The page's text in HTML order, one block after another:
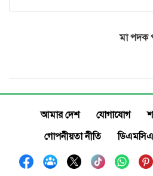
মা পদক
আমার দেশ যোগাযোগ
গোপনীয়তা নীতি
ডিএমসিএ